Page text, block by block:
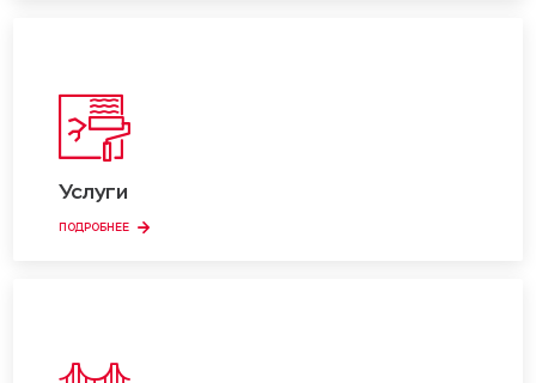
Услуги
ПОДРОБНЕЕ